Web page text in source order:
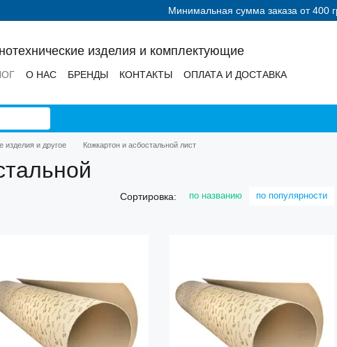
Минимальная сумма заказа от 400
изделия и комплектующие
О НАС БРЕНДЫ КОНТАКТЫ
ОПЛАТА И ДОСТАВКА
изделия и другое Кожкартон и асбостальной лист
Сортировка: по названию по популярности